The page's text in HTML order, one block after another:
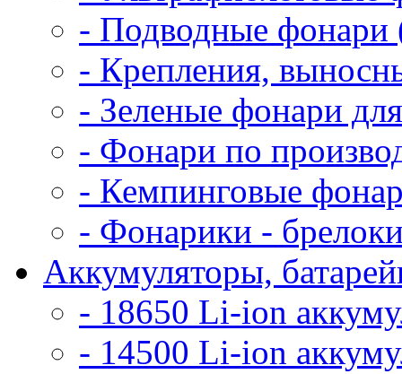
- Подводные фонари
- Крепления,
- Зеленые фонари
- Фонари по
- Кемпинговые
- Фонарики -
Аккумуляторы,
- 18650 Li-ion
- 14500 Li-ion